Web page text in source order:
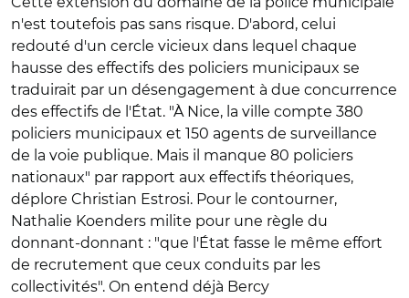
n'est toutefois pas sans risque. D'abord, celui
redouté d'un cercle vicieux dans lequel chaque
hausse des effectifs des policiers municipaux se
traduirait par un désengagement à due concurrence
des effectifs de l'État. "À Nice, la ville compte 380
policiers municipaux et 150 agents de surveillance
de la voie publique. Mais il manque 80 policiers
nationaux" par rapport aux effectifs théoriques,
déplore Christian Estrosi. Pour le contourner,
Nathalie Koenders milite pour une règle du
donnant-donnant : "que l'État fasse le même effort
de recrutement que ceux conduits par les
collectivités". On entend déjà Bercy